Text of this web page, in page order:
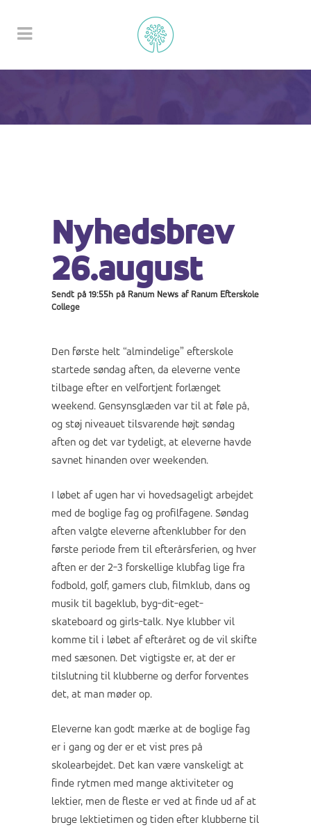
Nyhedsbrev
26.august
Sendt på 19:55h på Ranum News af Ranum Efterskole
College
Den første helt “almindelige” efterskole
startede søndag aften, da eleverne vente
tilbage efter en velfortjent forlænget
weekend. Gensynsglæden var til at føle på,
og støj niveauet tilsvarende højt søndag
aften og det var tydeligt, at eleverne havde
savnet hinanden over weekenden.
I løbet af ugen har vi hovedsageligt arbejdet
med de boglige fag og profilfagene. Søndag
aften valgte eleverne aftenklubber for den
første periode frem til efterårsferien, og hver
aften er der 2-3 forskellige klubfag lige fra
fodbold, golf, gamers club, filmklub, dans og
musik til bageklub, byg-dit-eget-
skateboard og girls-talk. Nye klubber vil
komme til i løbet af efteråret og de vil skifte
med sæsonen. Det vigtigste er, at der er
tilslutning til klubberne og derfor forventes
det, at man møder op.
Eleverne kan godt mærke at de boglige fag
er i gang og der er et vist pres på
skolearbejdet. Det kan være vanskeligt at
finde rytmen med mange aktiviteter og
lektier, men de fleste er ved at finde ud af at
bruge lektietimen og tiden efter klubberne til